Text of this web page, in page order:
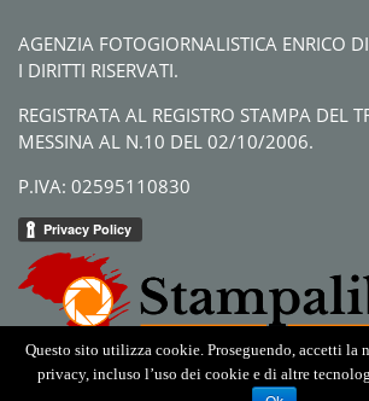
AGENZIA FOTOGIORNALISTICA ENRICO
I DIRITTI RISERVATI.
REGISTRATA AL REGISTRO STAMPA DEL
MESSINA AL N.10 DEL 02/10/2006.
P.IVA: 02595110830
Questo sito utilizza cookie. Proseguendo, accetti la
privacy, incluso l’uso dei cookie e di altre